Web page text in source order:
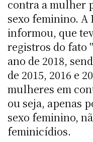
contra a mulher
sexo feminino. A
informou, que
registros do fato
ano de 2018,
de 2015, 2016 e
mulheres em
ou seja, apenas
sexo feminino,
feminicídios.